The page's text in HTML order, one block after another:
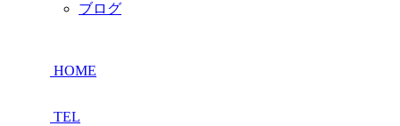
ブログ
HOME
TEL